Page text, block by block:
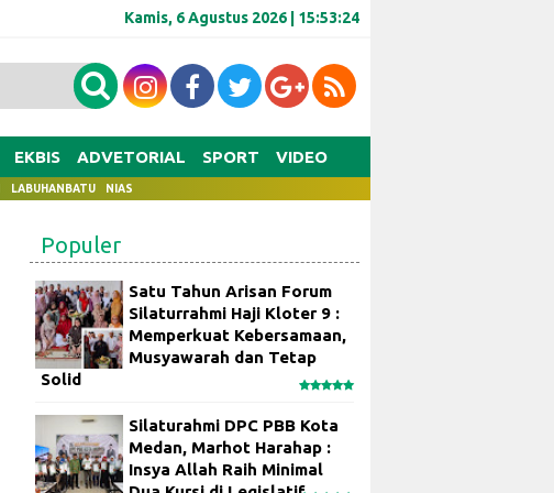
Kamis, 6 Agustus 2026 | 15:53:25
EKBIS ADVETORIAL SPORT VIDEO
LABUHANBATU NIAS
Populer
Satu Tahun Arisan Forum
Silaturrahmi Haji Kloter 9 :
Memperkuat Kebersamaan,
Musyawarah dan Tetap
Solid
Silaturahmi DPC PBB Kota
Medan, Marhot Harahap :
Insya Allah Raih Minimal